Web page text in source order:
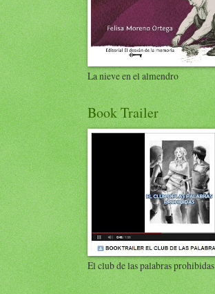
La nieve en el almendro
Book Trailer
El club de las palabras prohibidas